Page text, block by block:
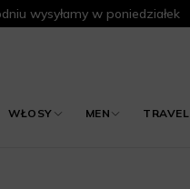
wysyłamy w poniedziałek
WŁOSY MEN TRAVEL